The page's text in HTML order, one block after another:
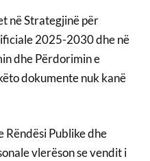
në Strategjinë për
2025-2030 dhe në
dhe Përdorimin e
dokumente nuk kanë
Publike dhe
vlerëson se vendit i